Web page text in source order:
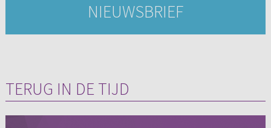
NIEUWSBRIEF
TERUG IN DE TIJD